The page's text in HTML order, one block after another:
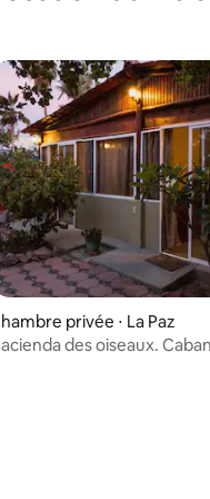
sur la base de 62
privée ⋅ La Paz
des oiseaux.